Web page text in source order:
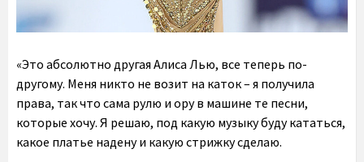
«Это абсолютно другая Алиса Лью, все теперь по-
другому. Меня никто не возит на каток – я получила
права, так что сама рулю и ору в машине те песни,
которые хочу. Я решаю, под какую музыку буду кататься,
какое платье надену и какую стрижку сделаю.